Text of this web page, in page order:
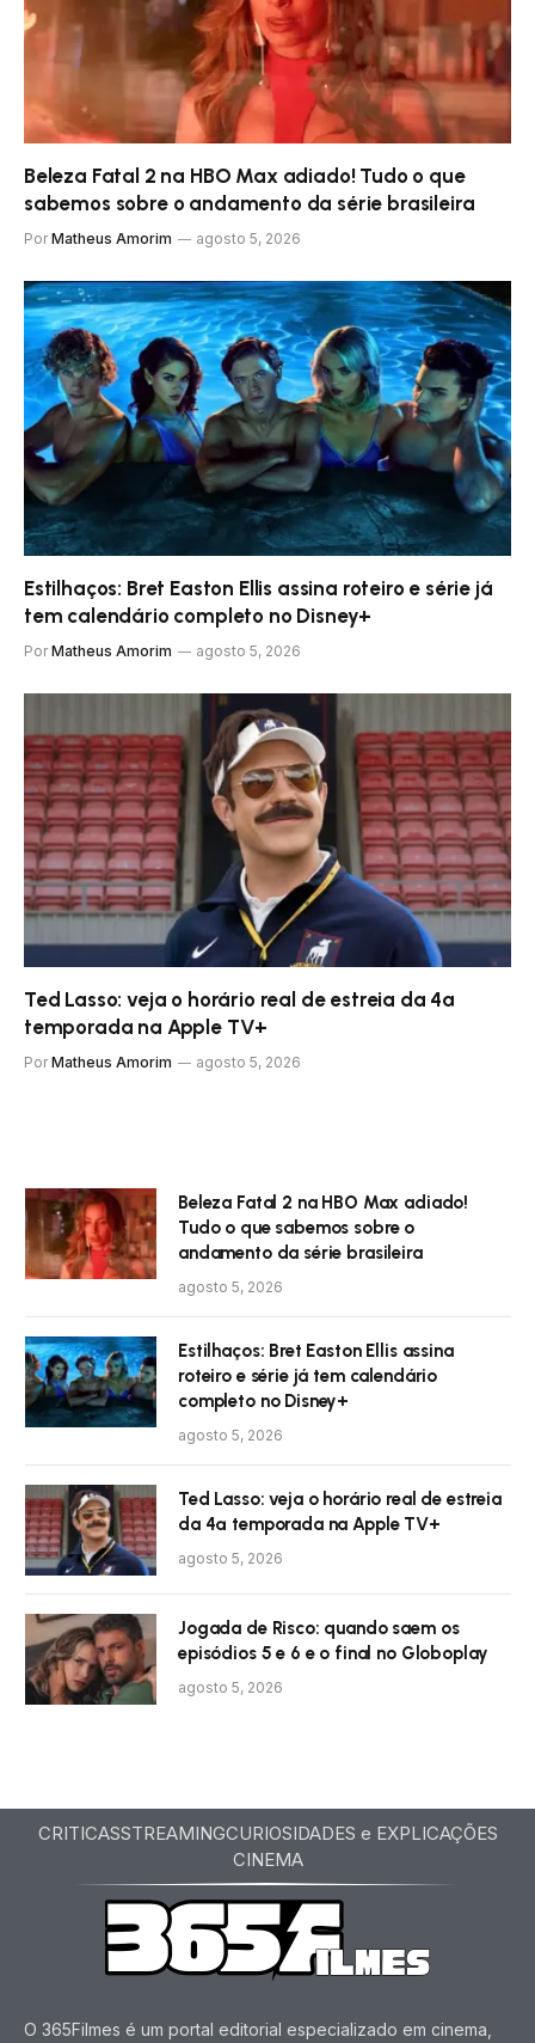
Beleza Fatal 2 na HBO Max adiado! Tudo o que
sabemos sobre o andamento da série brasileira
Por Matheus Amorim agosto 5, 2026
Estilhaços: Bret Easton Ellis assina roteiro e série já
tem calendário completo no Disney+
Por Matheus Amorim agosto 5, 2026
Ted Lasso: veja o horário real de estreia da 4ª
temporada na Apple TV+
Por Matheus Amorim agosto 5, 2026
Beleza Fatal 2 na HBO Max adiado!
Tudo o que sabemos sobre o
andamento da série brasileira
agosto 5, 2026
Estilhaços: Bret Easton Ellis assina
roteiro e série já tem calendário
completo no Disney+
agosto 5, 2026
Ted Lasso: veja o horário real de estreia
da 4ª temporada na Apple TV+
agosto 5, 2026
Jogada de Risco: quando saem os
episódios 5 e 6 e o final no Globoplay
agosto 5, 2026
CRITICASSTREAMINGCURIOSIDADES e EXPLICAÇÕES
CINEMA
O 365Filmes é um portal editorial especializado em cinema,